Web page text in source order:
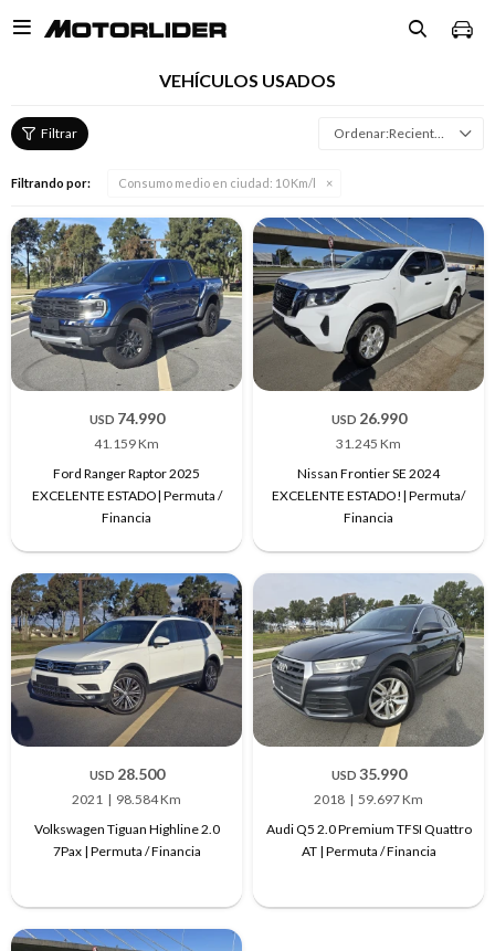

VEHÍCULOS USADOS
Recientes
Filtrando por: Consumo medio en ciudad: 10 Km/l
USD 74.990
41.159 Km
Ford Ranger Raptor 2025
EXCELENTE ESTADO| Permuta /
Financia
USD 26.990
31.245 Km
Nissan Frontier SE 2024
EXCELENTE ESTADO!| Permuta/
Financia
USD 28.500
2021
98.584 Km
Volkswagen Tiguan Highline 2.0
7Pax | Permuta / Financia
USD 35.990
2018
59.697 Km
Audi Q5 2.0 Premium TFSI Quattro
AT | Permuta / Financia